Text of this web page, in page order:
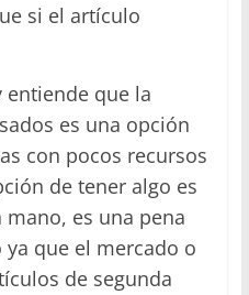
si el artículo
entiende que la
es una opción
con pocos recursos
de tener algo es
es una pena
que el mercado o
de segunda